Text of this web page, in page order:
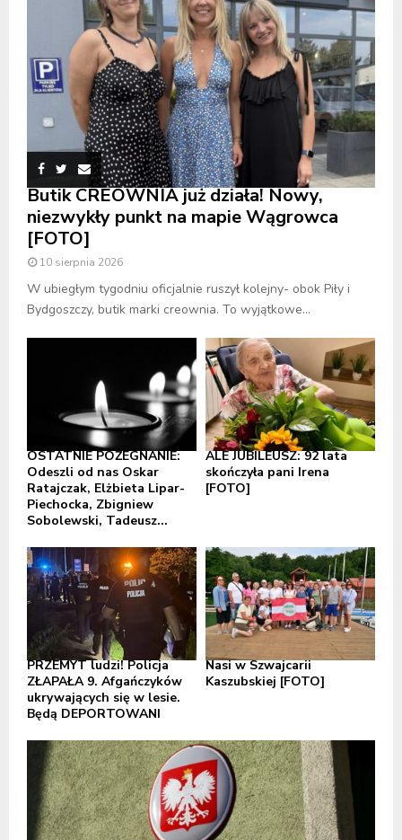
Butik CREOWNIA już działa! Nowy,
niezwykły punkt na mapie Wągrowca
[FOTO]
10 sierpnia 2026
W ubiegłym tygodniu oficjalnie ruszył kolejny- obok Piły i
Bydgoszczy, butik marki creownia. To wyjątkowe...
OSTATNIE POŻEGNANIE:
Odeszli od nas Oskar
Ratajczak, Elżbieta Lipar-
Piechocka, Zbigniew
Sobolewski, Tadeusz...
ALE JUBILEUSZ: 92 lata
skończyła pani Irena
[FOTO]
PRZEMYT ludzi! Policja
ZŁAPAŁA 9. Afgańczyków
ukrywających się w lesie.
Będą DEPORTOWANI
Nasi w Szwajcarii
Kaszubskiej [FOTO]